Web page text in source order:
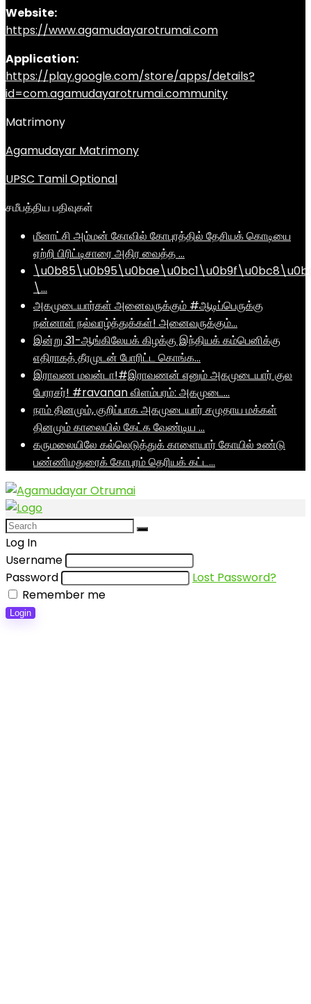
Website:
https://www.agamudayarotrumai.com
Application:
https://play.google.com/store/apps/details?
id=com.agamudayarotrumai.community
Matrimony
Agamudayar Matrimony
UPSC Tamil Optional
சமீபத்திய பதிவுகள்
மீனாட்சி அம்மன் கோவில் கோபுரத்தில் தேசியக் கொடியை
ஏற்றி பிரிட்டிசாரை அதிர வைத்த …
\…
அகமுடையார்கள் அனைவருக்கும் #ஆடிப்பெருக்கு
நன்னாள் நல்வாழ்த்துக்கள்! அனைவருக்கும்…
இன்று 31-ஆங்கிலேயக் கிழக்கு இந்தியக் கம்பெனிக்கு
எதிராகத் தீரமுடன் போரிட்ட கொங்க…
இராவண மவன்டா!#இராவணன் எனும் அகமுடையார் குல
பேரரசர்! #ravanan விளம்பரம்: அகமுடை…
நாம் தினமும், குறிப்பாக அகமுடையார் சமுதாய மக்கள்
தினமும் காலையில் கேட்க வேண்டிய …
கருமலையிலே கல்லெடுத்துக் காளையார் கோயில் உண்டு
பண்ணிமதுரைக் கோபுரம் தெரியக் கட்ட…
Log In
Username
Password
Lost Password?
Remember me
Login